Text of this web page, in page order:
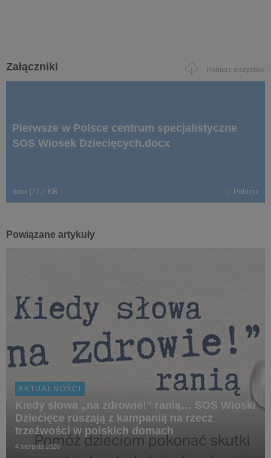
Załączniki Pobierz wszystkie
Pierwsze w Polsce centrum specjalistyczne
SOS Wiosek Dziecięcych.docx
docx 77,7 KB Pobierz
Powiązane artykuły
AKTUALNOŚCI
Kiedy słowa „na zdrowie!” ranią… SOS Wioski
Dziecięce ruszają z kampanią na rzecz
trzeźwości w polskich domach
4 sierpnia 2026